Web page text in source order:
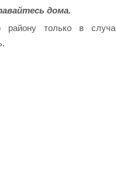
дома.
району только в